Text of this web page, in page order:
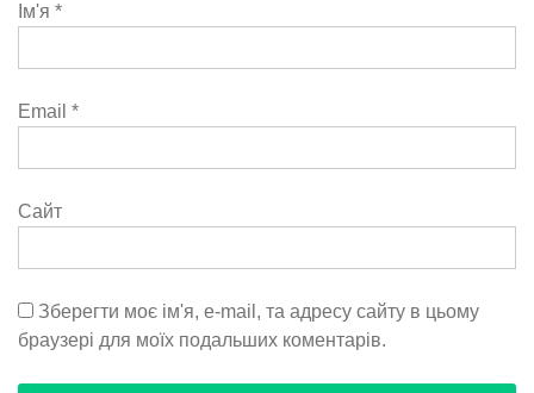
Ім'я *
Email *
Сайт
Зберегти моє ім'я, e-mail, та адресу сайту в цьому
браузері для моїх подальших коментарів.